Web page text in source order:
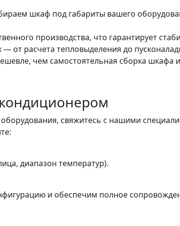
шкаф под габариты вашего
производства, что гарантирует
от расчета тепловыделения до
чем самостоятельная сборка шкафа
свяжитесь с нашими
диапазон температур).
и обеспечим полное